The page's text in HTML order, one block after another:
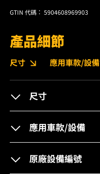
GTIN 代碼： 5904608969903
產品細節
尺寸 應用車款/設備
尺寸
應用車款/設備
原廠設備編號